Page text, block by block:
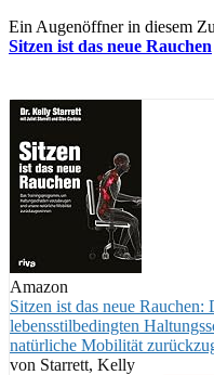
Ein Augenöffner in diesem
Sitzen ist das neue Rauchen
Amazon
Sitzen ist das neue
lebensstilbedingten
natürliche Mobilität
von Starrett, Kelly